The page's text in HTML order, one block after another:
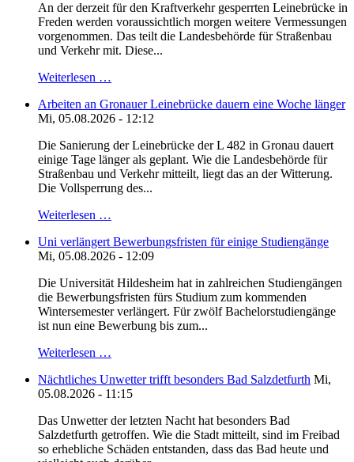
An der derzeit für den Kraftverkehr gesperrten Leinebrücke in
Freden werden voraussichtlich morgen weitere Vermessungen
vorgenommen. Das teilt die Landesbehörde für Straßenbau
und Verkehr mit. Diese...
Weiterlesen …
Arbeiten an Gronauer Leinebrücke dauern eine Woche länger
Mi, 05.08.2026 - 12:12
Die Sanierung der Leinebrücke der L 482 in Gronau dauert
einige Tage länger als geplant. Wie die Landesbehörde für
Straßenbau und Verkehr mitteilt, liegt das an der Witterung.
Die Vollsperrung des...
Weiterlesen …
Uni verlängert Bewerbungsfristen für einige Studiengänge
Mi, 05.08.2026 - 12:09
Die Universität Hildesheim hat in zahlreichen Studiengängen
die Bewerbungsfristen fürs Studium zum kommenden
Wintersemester verlängert. Für zwölf Bachelorstudiengänge
ist nun eine Bewerbung bis zum...
Weiterlesen …
Nächtliches Unwetter trifft besonders Bad Salzdetfurth Mi,
05.08.2026 - 11:15
Das Unwetter der letzten Nacht hat besonders Bad
Salzdetfurth getroffen. Wie die Stadt mitteilt, sind im Freibad
so erhebliche Schäden entstanden, dass das Bad heute und